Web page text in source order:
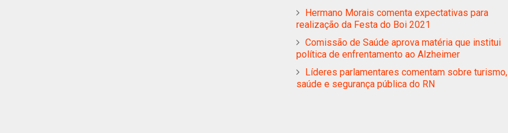
Hermano Morais comenta expectativas para
realização da Festa do Boi 2021
Comissão de Saúde aprova matéria que institui
política de enfrentamento ao Alzheimer
Líderes parlamentares comentam sobre turismo,
saúde e segurança pública do RN